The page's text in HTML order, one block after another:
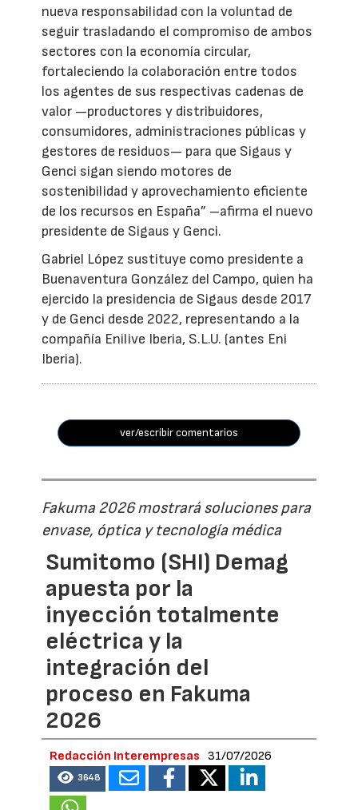
nueva responsabilidad con la voluntad de
seguir trasladando el compromiso de ambos
sectores con la economía circular,
fortaleciendo la colaboración entre todos
los agentes de sus respectivas cadenas de
valor —productores y distribuidores,
consumidores, administraciones públicas y
gestores de residuos— para que Sigaus y
Genci sigan siendo motores de
sostenibilidad y aprovechamiento eficiente
de los recursos en España” –afirma el nuevo
presidente de Sigaus y Genci.
Gabriel López sustituye como presidente a
Buenaventura González del Campo, quien ha
ejercido la presidencia de Sigaus desde 2017
y de Genci desde 2022, representando a la
compañía Enilive Iberia, S.L.U. (antes Eni
Iberia).
ver/escribir comentarios
Fakuma 2026 mostrará soluciones para
envase, óptica y tecnología médica
Sumitomo (SHI) Demag
apuesta por la
inyección totalmente
eléctrica y la
integración del
proceso en Fakuma
2026
Redacción Interempresas 31/07/2026
3648